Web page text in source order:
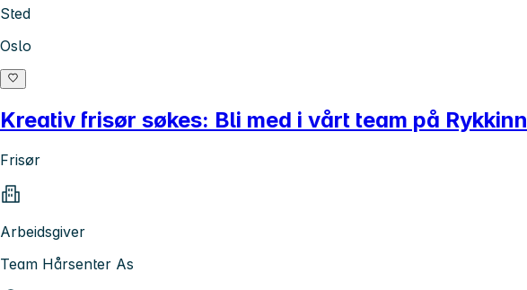
Sted
Oslo
Kreativ frisør søkes: Bli med i vårt team på Rykkinn
Frisør
Arbeidsgiver
Team Hårsenter As